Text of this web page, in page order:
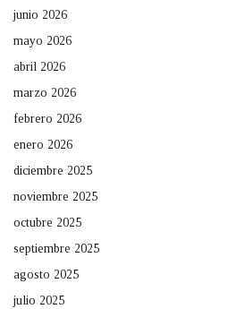
junio 2026
mayo 2026
abril 2026
marzo 2026
febrero 2026
enero 2026
diciembre 2025
noviembre 2025
octubre 2025
septiembre 2025
agosto 2025
julio 2025